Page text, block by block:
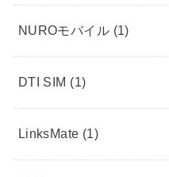
NUROモバイル (1)
DTI SIM (1)
LinksMate (1)